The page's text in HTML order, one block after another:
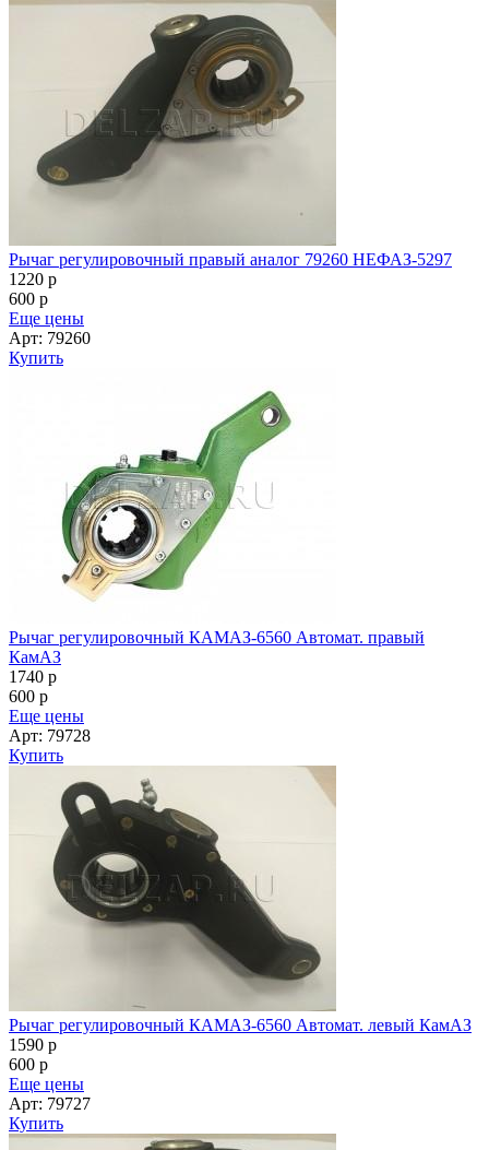
Рычаг регулировочный правый аналог 79260 НЕФАЗ-5297
1220 p
600 p
Еще цены
Арт: 79260
Купить
Рычаг регулировочный КАМАЗ-6560 Автомат. правый
КамАЗ
1740 p
600 p
Еще цены
Арт: 79728
Купить
Рычаг регулировочный КАМАЗ-6560 Автомат. левый КамАЗ
1590 p
600 p
Еще цены
Арт: 79727
Купить